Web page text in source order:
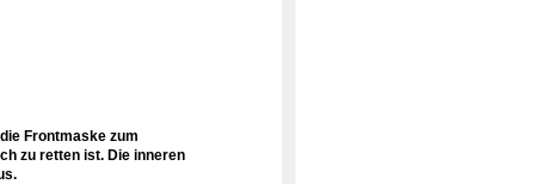
Frontmaske zum
zu retten ist. Die inneren